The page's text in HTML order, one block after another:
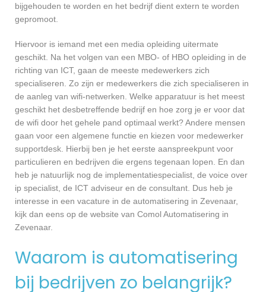
bijgehouden te worden en het bedrijf dient extern te worden
gepromoot.
Hiervoor is iemand met een media opleiding uitermate
geschikt. Na het volgen van een MBO- of HBO opleiding in de
richting van ICT, gaan de meeste medewerkers zich
specialiseren. Zo zijn er medewerkers die zich specialiseren in
de aanleg van wifi-netwerken. Welke apparatuur is het meest
geschikt het desbetreffende bedrijf en hoe zorg je er voor dat
de wifi door het gehele pand optimaal werkt? Andere mensen
gaan voor een algemene functie en kiezen voor medewerker
supportdesk. Hierbij ben je het eerste aanspreekpunt voor
particulieren en bedrijven die ergens tegenaan lopen. En dan
heb je natuurlijk nog de implementatiespecialist, de voice over
ip specialist, de ICT adviseur en de consultant. Dus heb je
interesse in een vacature in de automatisering in Zevenaar,
kijk dan eens op de website van Comol Automatisering in
Zevenaar.
Waarom is automatisering
bij bedrijven zo belangrijk?